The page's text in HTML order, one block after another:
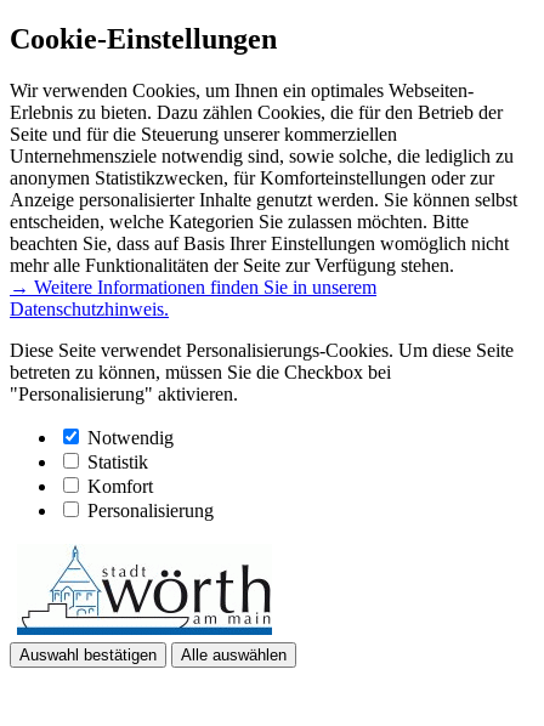
Cookie-Einstellungen
Wir verwenden Cookies, um Ihnen ein optimales Webseiten-
Erlebnis zu bieten. Dazu zählen Cookies, die für den Betrieb der
Seite und für die Steuerung unserer kommerziellen
Unternehmensziele notwendig sind, sowie solche, die lediglich zu
anonymen Statistikzwecken, für Komforteinstellungen oder zur
Anzeige personalisierter Inhalte genutzt werden. Sie können selbst
entscheiden, welche Kategorien Sie zulassen möchten. Bitte
beachten Sie, dass auf Basis Ihrer Einstellungen womöglich nicht
mehr alle Funktionalitäten der Seite zur Verfügung stehen.
→ Weitere Informationen finden Sie in unserem
Datenschutzhinweis.
Diese Seite verwendet Personalisierungs-Cookies. Um diese Seite
betreten zu können, müssen Sie die Checkbox bei
"Personalisierung" aktivieren.
Notwendig
Statistik
Komfort
Personalisierung
Auswahl bestätigen Alle auswählen